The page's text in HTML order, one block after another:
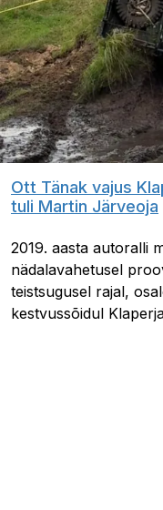
Ott Tänak vajus
tuli Martin Järveoja
2019. aasta autoralli
nädalavahetusel
teistsugusel rajal,
kestvussõidul